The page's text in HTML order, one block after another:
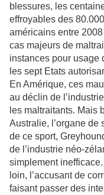
blessures, les
effroyables des
américains entre
cas majeurs de
instances pour usage
les sept Etats
En Amérique, ces
au déclin de
les maltraitants. Mais
Australie, l’organe
de ce sport,
de l’industrie néo-
simplement
loin, l’accusant de
faisant passer des